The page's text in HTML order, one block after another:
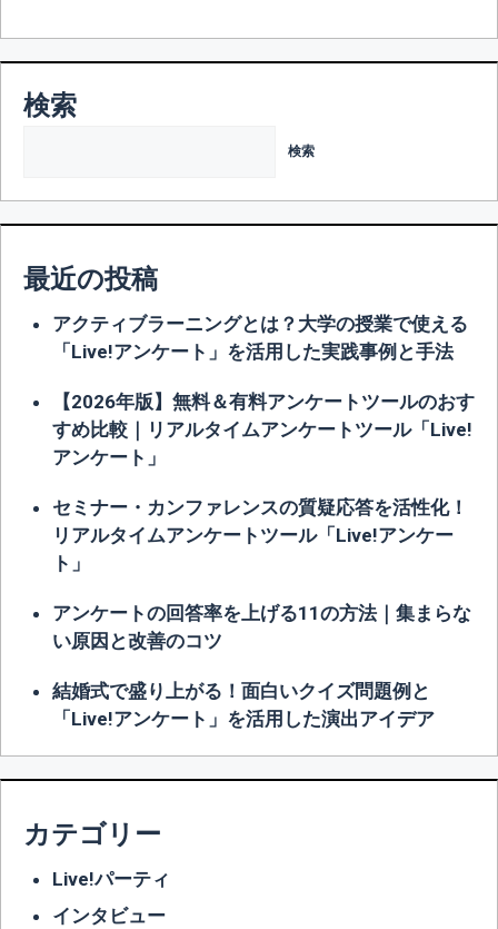
リ
ー
検索
検索
最近の投稿
アクティブラーニングとは？大学の授業で使える
「Live!アンケート」を活用した実践事例と手法
【2026年版】無料＆有料アンケートツールのおす
すめ比較｜リアルタイムアンケートツール「Live!
アンケート」
セミナー・カンファレンスの質疑応答を活性化！
リアルタイムアンケートツール「Live!アンケー
ト」
アンケートの回答率を上げる11の方法｜集まらな
い原因と改善のコツ
結婚式で盛り上がる！面白いクイズ問題例と
「Live!アンケート」を活用した演出アイデア
カテゴリー
Live!パーティ
インタビュー